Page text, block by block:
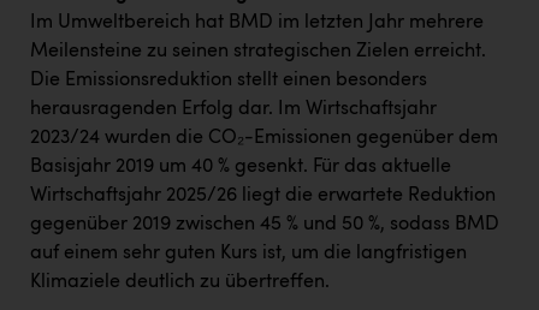
Im Umweltbereich hat BMD im letzten Jahr mehrere
Meilensteine zu seinen strategischen Zielen erreicht.
Die Emissionsreduktion stellt einen besonders
herausragenden Erfolg dar. Im Wirtschaftsjahr
2023/24 wurden die CO₂-Emissionen gegenüber dem
Basisjahr 2019 um 40 % gesenkt. Für das aktuelle
Wirtschaftsjahr 2025/26 liegt die erwartete Reduktion
gegenüber 2019 zwischen 45 % und 50 %, sodass BMD
auf einem sehr guten Kurs ist, um die langfristigen
Klimaziele deutlich zu übertreffen.